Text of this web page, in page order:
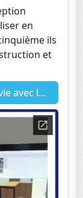
en
ils
et
en techno.